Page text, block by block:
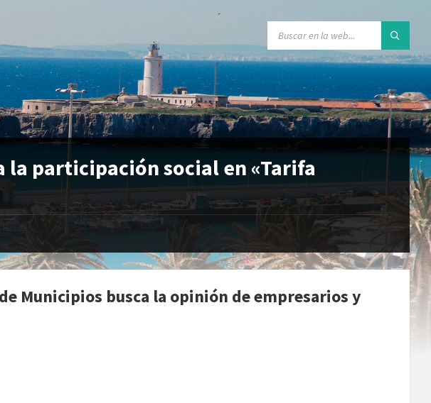
la participación social en «Tarifa
Municipios busca la opinión de empresarios y